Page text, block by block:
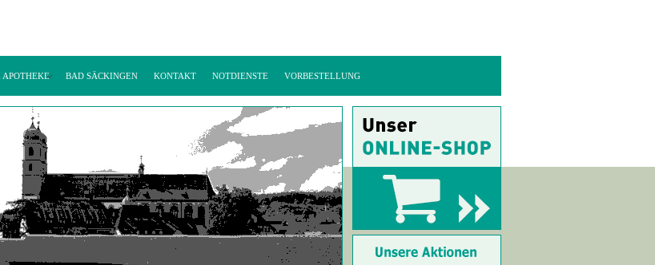
APOTHEKE BAD SÄCKINGEN KONTAKT NOTDIENSTE VORBESTELLUNG